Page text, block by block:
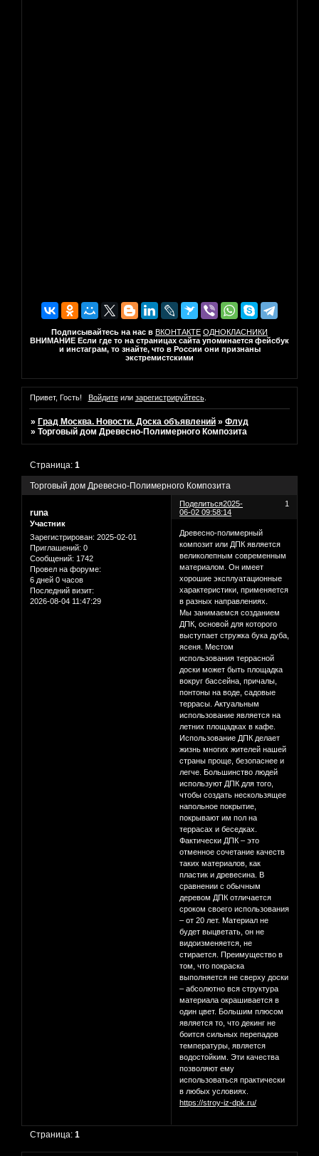
Подписывайтесь на нас в ВКОНТАКТЕ ОДНОКЛАСНИКИ
ВНИМАНИЕ Если где то на страницах сайта упоминается фейсбук
и инстаграм, то знайте, что в России они признаны
экстремистскими
Привет, Гость! Войдитеили зарегистрируйтесь.
» Град Москва. Новости. Доска объявлений »Флуд
»Торговый дом Древесно-Полимерного Композита
Торговый дом Древесно-Полимерного Композита
Страница:1
Поделиться 1
2025-
06-02 09:58:14
runa
Участник
Зарегистрирован: 2025-02-01
Приглашений: 0
Сообщений: 1742
Провел на форуме:
6 дней 0 часов
Последний визит:
2026-08-04 11:47:29
Древесно-полимерный
композит или ДПК является
великолепным современным
материалом. Он имеет
хорошие эксплуатационные
характеристики, применяется
в разных направлениях.
Мы занимаемся созданием
ДПК, основой для которого
выступает стружка бука дуба,
ясеня. Местом
использования террасной
доски может быть площадка
вокруг бассейна, причалы,
понтоны на воде, садовые
террасы. Актуальным
использование является на
летних площадках в кафе.
Использование ДПК делает
жизнь многих жителей нашей
страны проще, безопаснее и
легче. Большинство людей
используют ДПК для того,
чтобы создать нескользящее
напольное покрытие,
покрывают им пол на
террасах и беседках.
Фактически ДПК – это
отменное сочетание качеств
таких материалов, как
пластик и древесина. В
сравнении с обычным
деревом ДПК отличается
сроком своего использования
– от 20 лет. Материал не
будет выцветать, он не
видоизменяется, не
стирается. Преимущество в
том, что покраска
выполняется не сверху доски
– абсолютно вся структура
материала окрашивается в
один цвет. Большим плюсом
является то, что декинг не
боится сильных перепадов
температуры, является
водостойким. Эти качества
позволяют ему
использоваться практически
в любых условиях.
https://stroy-iz-dpk.ru/
Страница:1